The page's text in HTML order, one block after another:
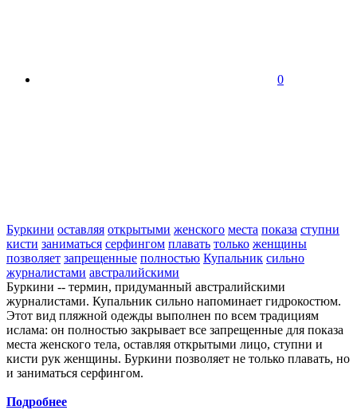
0
Буркини оставляя открытыми женского места показа ступни
кисти заниматься серфингом плавать только женщины
позволяет запрещенные полностью Купальник сильно
журналистами австралийскими
Буркини -- термин, придуманный австралийскими
журналистами. Купальник сильно напоминает гидрокостюм.
Этот вид пляжной одежды выполнен по всем традициям
ислама: он полностью закрывает все запрещенные для показа
места женского тела, оставляя открытыми лицо, ступни и
кисти рук женщины. Буркини позволяет не только плавать, но
и заниматься серфингом.
Подробнее